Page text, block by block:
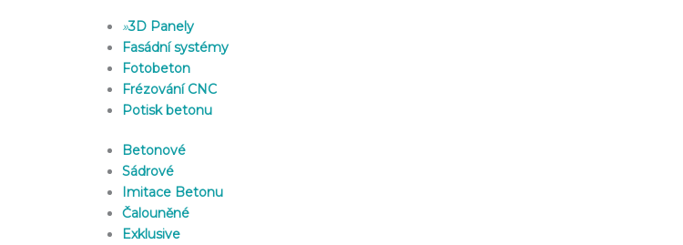
»3D Panely
Fasádní systémy
Fotobeton
Frézování CNC
Potisk betonu
Betonové
Sádrové
Imitace Betonu
Čalouněné
Exklusive